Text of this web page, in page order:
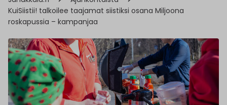
KuiSiistii! talkoilee taajamat siistiksi osana Miljoona
roskapussia – kampanjaa